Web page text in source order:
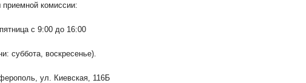
комиссии:
с 9:00 до 16:00
суббота, воскресенье).
ул. Киевская, 116Б